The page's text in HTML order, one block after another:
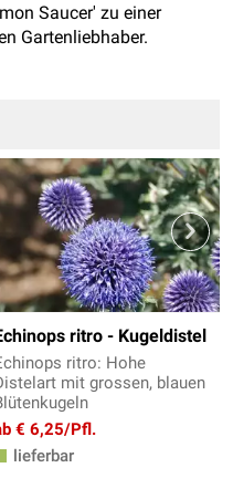
Saucer' zu einer
Gartenliebhaber.
ritro - Kugeldistel
ritro: Hohe
mit grossen, blauen
€ 6,25/Pfl.
lieferbar